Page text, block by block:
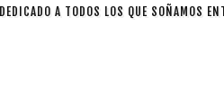
A TODOS LOS QUE SOÑAMOS